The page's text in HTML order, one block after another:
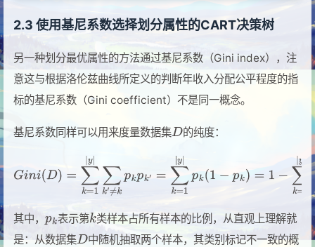
2.3 使用基尼系数选择划分属性的CART决策树
另一种划分最优属性的方法通过基尼系数（Gini index），注
意这与根据洛伦兹曲线所定义的判断年收入分配公平程度的指
标的基尼系数（Gini coefficient）不是同一概念。
基尼系数同样可以用来度量数据集 的纯度：
其中， 表示第 类样本占所有样本的比例，从直观上理解就
是：从数据集
中随机抽取两个样本，其类别标记不一致的概